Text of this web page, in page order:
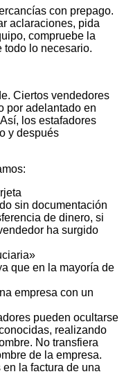
con prepago.
aclaraciones, pida
compruebe la
todo lo necesario.
Ciertos vendedores
por adelantado en
los estafadores
y después
sin documentación
de dinero, si
ha surgido
que en la mayoría de
empresa con un
pueden ocultarse
realizando
No transfiera
de la empresa.
la factura de una